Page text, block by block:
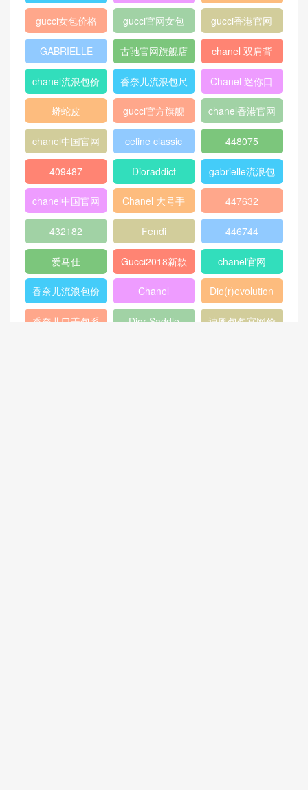
包
peekaboo gucci中文官网
香奈儿口盖包
2018
Micro Luggage 口盖包 400249
chanel 官网 chanel 相机包 Chanel
louis vuitton gucci新款女包 CHANEL口盖包
gucci女包价格 gucci官网女包 gucci香港官网
GABRIELLE 古驰官网旗舰店
chanel 双肩背
包
chanel流浪包价
格
香奈儿流浪包尺
寸
Chanel 迷你口
盖包
蟒蛇皮
gucci官方旗舰
店
chanel香港官网
chanel中国官网
celine classic
box
448075
409487 Dioraddict gabrielle流浪包
chanel中国官网
Chanel 大号手
447632